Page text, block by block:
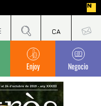
Enjoy Negocio